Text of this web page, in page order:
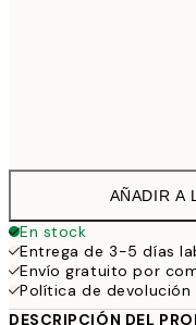
AÑADIR A
En stock
Entrega de 3-5 días
Envío gratuito por
Política de devolución
DESCRIPCIÓN DEL